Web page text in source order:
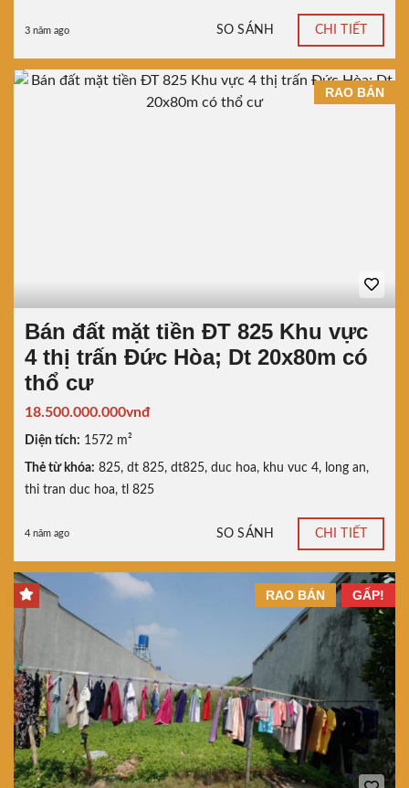
3 năm ago SO SÁNH CHI TIẾT
RAO BÁN
Bán đất mặt tiền ĐT 825 Khu vực
4 thị trấn Đức Hòa; Dt 20x80m có
thổ cư
18.500.000.000vnđ
Diện tích: 1572 m²
Thẻ từ khóa: 825, dt 825, dt825, duc hoa, khu vuc 4, long an,
thi tran duc hoa, tl 825
4 năm ago SO SÁNH CHI TIẾT
GẤP!
RAO BÁN